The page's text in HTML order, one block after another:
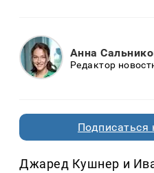
Анна
Редактор
Подписаться
Джаред Кушнер и